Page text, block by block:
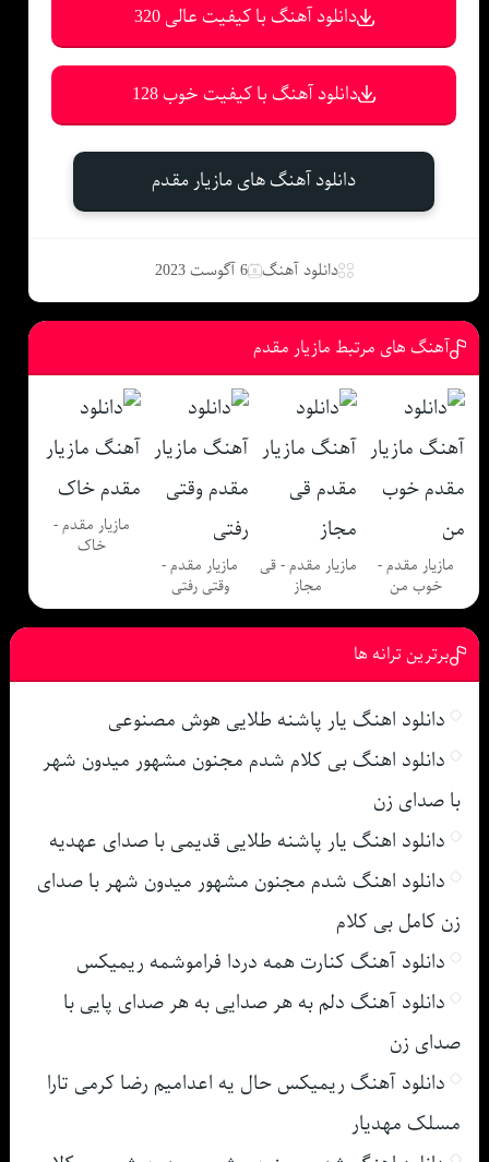
دانلود آهنگ با کیفیت عالی 320
دانلود آهنگ با کیفیت خوب 128
دانلود آهنگ های مازیار مقدم
دانلود آهنگ 6 آگوست 2023
آهنگ های مرتبط مازیار مقدم
مازیار مقدم -
خوب من
مازیار مقدم - قی
مجاز
مازیار مقدم -
وقتی رفتی
مازیار مقدم -
خاک
برترین ترانه ها
دانلود اهنگ یار پاشنه طلایی هوش مصنوعی
دانلود اهنگ بی کلام شدم مجنون مشهور میدون شهر
با صدای زن
دانلود اهنگ یار پاشنه طلایی قدیمی با صدای عهدیه
دانلود اهنگ شدم مجنون مشهور میدون شهر با صدای
زن کامل بی کلام
دانلود آهنگ کنارت همه دردا فراموشمه ریمیکس
دانلود آهنگ دلم به هر صدایی به هر صدای پایی با
صدای زن
دانلود آهنگ ریمیکس حال یه اعدامیم رضا کرمی تارا
مسلک مهدیار